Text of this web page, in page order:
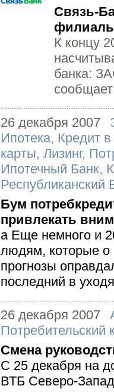
Связь-
К концу
банка:
26 декабря 2007
Ипотека, Кредит
карты,Лизинг,
Ипотечный Банк,
Республиканский
Бум
привлекать
a Еще немного и
людям, которые о
прогнозы
последний в
26 декабря 2007
Потребительский
Смена
С 25 декабря на
ВТБ Северо-